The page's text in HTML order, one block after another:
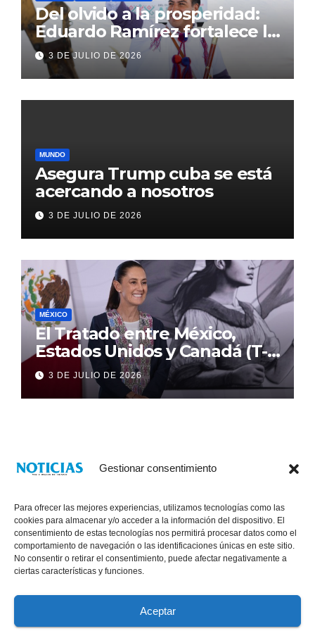
Gestionar consentimiento
Para ofrecer las mejores experiencias, utilizamos tecnologías como las
cookies para almacenar y/o acceder a la información del dispositivo. El
consentimiento de estas tecnologías nos permitirá procesar datos como el
comportamiento de navegación o las identificaciones únicas en este sitio.
No consentir o retirar el consentimiento, puede afectar negativamente a
ciertas características y funciones.
Aceptar
Del olvido a la prosperidad:
Eduardo Ramírez fortalece la
transformación de Aldama
con inversión histórica
3 DE JULIO DE 2026
MUNDO
Asegura Trump cuba se está
acercando a nosotros
3 DE JULIO DE 2026
MÉXICO
El Tratado entre México,
Estados Unidos y Canadá (T-
MEC) se mantiene hasta el
2036: Presidenta Claudia
Sheinbaum
3 DE JULIO DE 2026
® Derechos Reservados 2026|
Chiapas. VENTAS: 961 6120154